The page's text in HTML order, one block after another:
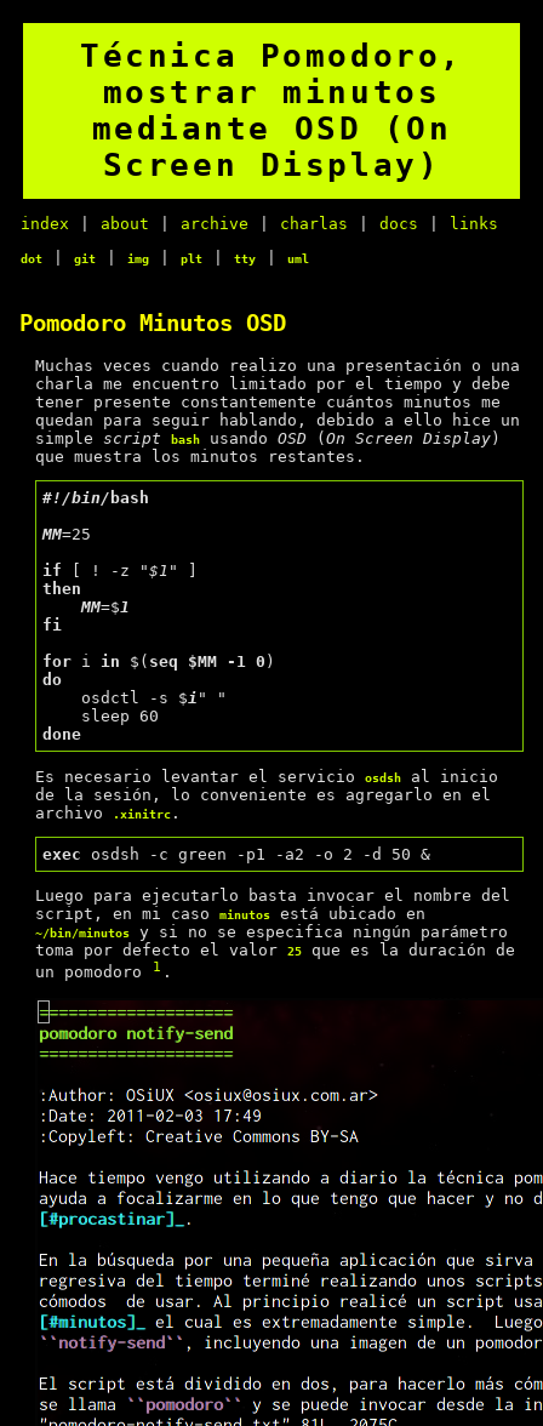
Técnica Pomodoro,
mostrar minutos
mediante OSD (On
Screen Display)
index about archive charlas docs links
dot git img plt tty uml
Pomodoro Minutos OSD
Muchas veces cuando realizo una presentación o una
charla me encuentro limitado por el tiempo y debe
tener presente constantemente cuántos minutos me
quedan para seguir hablando, debido a ello hice un
simple script bashusando OSD(On Screen Display)
que muestra los minutos restantes.
#!/bin/ bash
MM=25
if [ ! -z "$1"
then
MM=$1
fi
for i in $( seq $MM -1 0
do
    osdctl -s $
i " "
done
Es necesario levantar el servicio osdshal inicio
de la sesión, lo conveniente es agregarlo en el
archivo
.xinitrc.
exec
Luego para ejecutarlo basta invocar el nombre del
script, en mi caso
minutosestá ubicado en
~/bin/minutosy si no se especifica ningún parámetro
toma por defecto el valor
25que es la duración de
un pomodoro
1 .